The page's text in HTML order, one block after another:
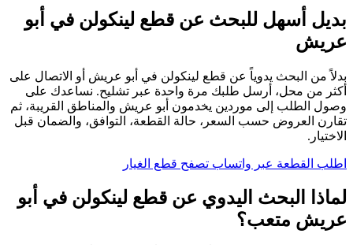
بديل أسهل للبحث عن قطع لينكولن في أبو
عريش
بدلاً من البحث يدوياً عن قطع لينكولن في أبو عريش أو الاتصال على
أكثر من محل، أرسل طلبك مرة واحدة عبر تشليح. نساعدك على
وصول الطلب إلى موردين يخدمون أبو عريش والمناطق القريبة، ثم
تقارن العروض حسب السعر، حالة القطعة، التوافق، والضمان قبل
الاختيار.
اطلب القطعة عبر واتساب تصفح قطع الغيار
لماذا البحث اليدوي عن قطع لينكولن في أبو
عريش متعب؟